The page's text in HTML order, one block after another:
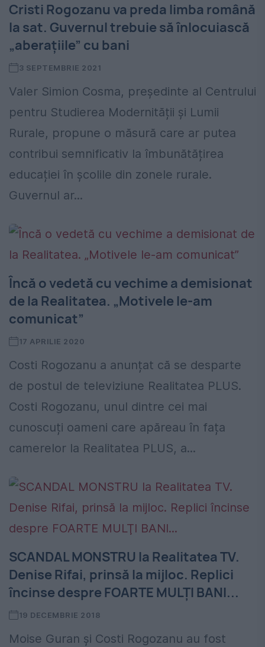
Cristi Rogozanu va preda limba română
la sat. Guvernul trebuie să înlocuiască
„aberațiile” cu bani
3 SEPTEMBRIE 2021
Valer Simion Cosma, președinte al Centrului
pentru Studierea Modernității și Lumii
Rurale, propune o măsură care ar putea
contribui semnificativ la îmbunătățirea
educației în școlile din zonele rurale.
Guvernul ar...
Încă o vedetă cu vechime a demisionat
de la Realitatea. „Motivele le-am
comunicat”
17 APRILIE 2020
Costi Rogozanu a anunțat că se desparte
de postul de televiziune Realitatea PLUS.
Costi Rogozanu, unul dintre cei mai
cunoscuți oameni care apăreau în fața
camerelor la Realitatea PLUS, a...
SCANDAL MONSTRU la Realitatea TV.
Denise Rifai, prinsă la mijloc. Replici
încinse despre FOARTE MULŢI BANI...
19 DECEMBRIE 2018
Moise Guran și Costi Rogozanu au fost